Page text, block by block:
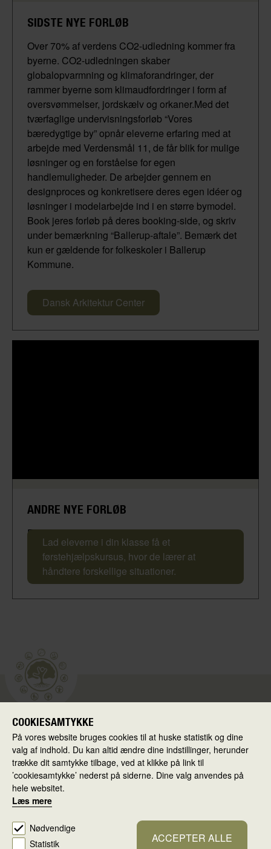
SIDSTE NYE FORLØB
Over 70% af verdens CO2-udledning kommer fra
byerne. CO2-udledningen skaber
globalopvarmning og klimaforandringer, der
rammer byerne som klimaudfordringer i form af
oversvømmelser, jordskælv og orkaner.Med det
tværfaglige undervisningsforløb “Vores
bæredygtige by” opnår eleverne erfaring med at
arbejde med Verdensmål 11, de får blik for mulige
løsninger og en forståelse for egen
handlemuligheder. De arbejder gennem en
designproces og konkretisere deres egen idéer og
løsninger i modelarbejde ind i en større bymodel.
Book jeres forløb på deres booking-side, og skriv
under bemærkning “Ballerup-aftale”. Bemærk det
kun er gældende for folkeskoler i Ballerup
Kommune.
Dansk Arkitektur Center
ANDRE NYE FORLØB
Førstehjælpskursus
Lad eleverne i din klasse få et
førstehjælpskursus, hvor de lærer at
håndtere forskellige situationer.
Skolen i Virkeligheden
Ballerup Kommune
Hold-an Vej 7
2750 Ballerup
Cookiepolitik Persondatapolitik Cookiesamtykke
COOKIESAMTYKKE
På vores website bruges cookies til at huske statistik og dine
valg af indhold. Du kan altid ændre dine indstillinger, herunder
trække dit samtykke tilbage, ved at klikke på link til
’cookiesamtykke’ nederst på siderne. Dine valg anvendes på
hele websitet.
Læs mere
Nødvendige
Statistik
ACCEPTER ALLE